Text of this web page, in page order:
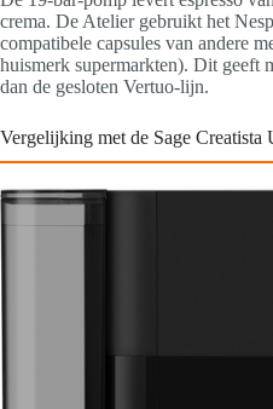
crema. De Atelier gebruikt het
compatibele capsules van andere
huismerk supermarkten). Dit geeft
dan de gesloten Vertuo-lijn.
Vergelijking met de Sage Creatista